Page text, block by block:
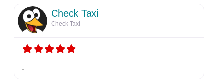
Check Taxi
Check Taxi
.